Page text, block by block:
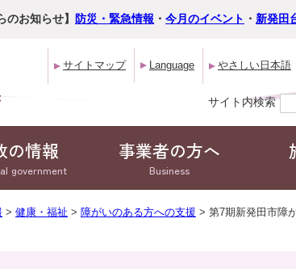
のお知らせ】 防災・緊急情報 ・ 今月のイベント ・ 新発田
サイトマップ Language やさしい日本語
サイト内検索
の情報
government
事業者の方へ
Business
> 健康・福祉 > 障がいのある方への支援 > 第7期新発田市障